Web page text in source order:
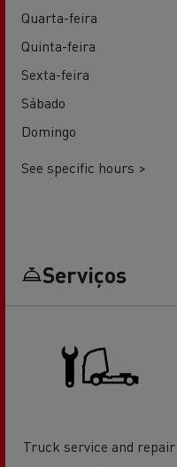
Quarta-feira
Quinta-feira
Sexta-feira
Sábado
Domingo
See specific hours >
Serviços
Truck service and repair